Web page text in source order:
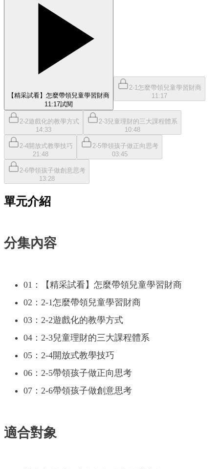
【精采試看】怎麼帶領兒童學習財商
11:17試閱
2-1怎麼帶領兒童學習財商
11:17
2-2遊戲化的教學方式
14:33
2-3兒童理財的三大課程體系
10:48
2-4開放式教學技巧
21:48
2-5帶領孩子做正向思考
03:45
2-6帶領孩子做創意思考
13:28
單元介紹
分集內容
01：【精采試看】怎麼帶領兒童學習財商
02：2-1怎麼帶領兒童學習財商
03：2-2遊戲化的教學方式
04：2-3兒童理財的三大課程體系
05：2-4開放式教學技巧
06：2-5帶領孩子做正向思考
07：2-6帶領孩子做創意思考
適合對象